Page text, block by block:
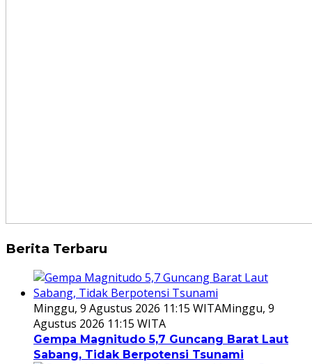
Berita Terbaru
Minggu, 9 Agustus 2026 11:15 WITAMinggu, 9
Agustus 2026 11:15 WITA
Gempa Magnitudo 5,7 Guncang Barat Laut
Sabang, Tidak Berpotensi Tsunami